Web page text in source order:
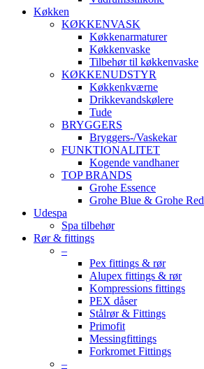
Køkken
KØKKENVASK
Køkkenarmaturer
Køkkenvaske
Tilbehør til køkkenvaske
KØKKENUDSTYR
Køkkenkværne
Drikkevandskølere
Tude
BRYGGERS
Bryggers-/Vaskekar
FUNKTIONALITET
Kogende vandhaner
TOP BRANDS
Grohe Essence
Grohe Blue & Grohe Red
Udespa
Spa tilbehør
Rør & fittings
–
Pex fittings & rør
Alupex fittings & rør
Kompressions fittings
PEX dåser
Stålrør & Fittings
Primofit
Messingfittings
Forkromet Fittings
–